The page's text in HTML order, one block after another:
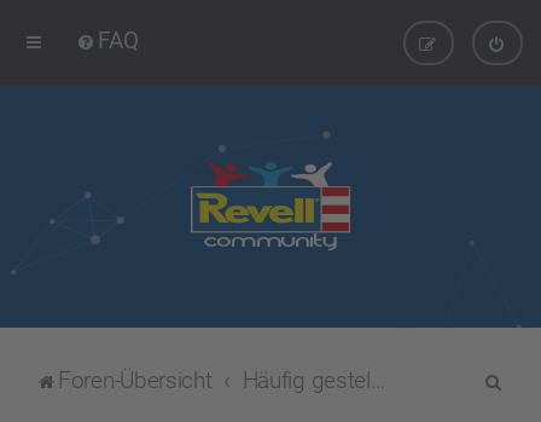
FAQ
Foren-Übersicht Häufig gestellte Fragen